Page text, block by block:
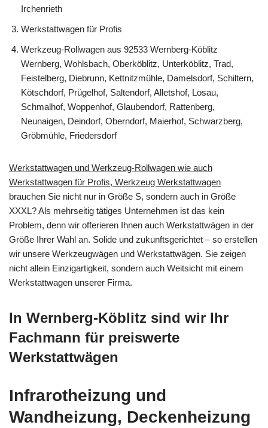
Irchenrieth
Werkstattwagen für Profis
Werkzeug-Rollwagen aus 92533 Wernberg-Köblitz
Wernberg, Wohlsbach, Oberköblitz, Unterköblitz, Trad,
Feistelberg, Diebrunn, Kettnitzmühle, Damelsdorf, Schiltern,
Kötschdorf, Prügelhof, Saltendorf, Alletshof, Losau,
Schmalhof, Woppenhof, Glaubendorf, Rattenberg,
Neunaigen, Deindorf, Oberndorf, Maierhof, Schwarzberg,
Gröbmühle, Friedersdorf
Werkstattwagen und Werkzeug-Rollwagen wie auch
Werkstattwagen für Profis, Werkzeug Werkstattwagen
brauchen Sie nicht nur in Größe S, sondern auch in Größe
XXXL? Als mehrseitig tätiges Unternehmen ist das kein
Problem, denn wir offerieren Ihnen auch Werkstattwägen in der
Größe Ihrer Wahl an. Solide und zukunftsgerichtet – so erstellen
wir unsere Werkzeugwägen und Werkstattwägen. Sie zeigen
nicht allein Einzigartigkeit, sondern auch Weitsicht mit einem
Werkstattwagen unserer Firma.
In Wernberg-Köblitz sind wir Ihr
Fachmann für preiswerte
Werkstattwägen
Infrarotheizung und
Wandheizung, Deckenheizung